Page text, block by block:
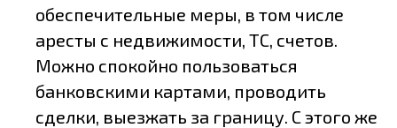
обеспечительные меры, в том числе
аресты с недвижимости, ТС, счетов.
Можно спокойно пользоваться
банковскими картами, проводить
сделки, выезжать за границу. С этого же